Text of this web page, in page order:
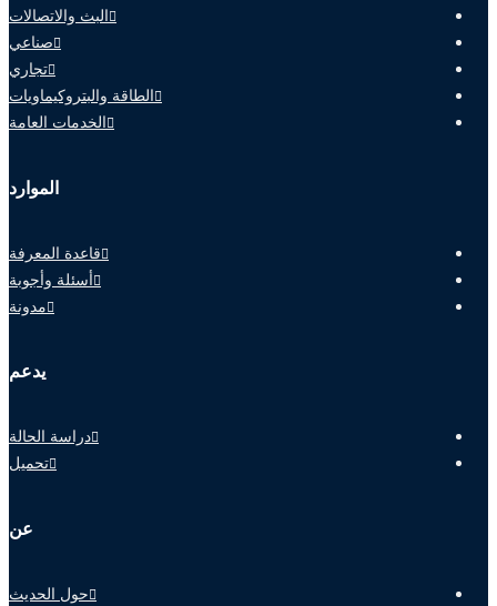
البث والاتصالات
صناعي
تجاري
الطاقة والبتروكيماويات
الخدمات العامة
الموارد
قاعدة المعرفة
أسئلة وأجوبة
مدونة
يدعم
دراسة الحالة
تحميل
عن
حول الحديث